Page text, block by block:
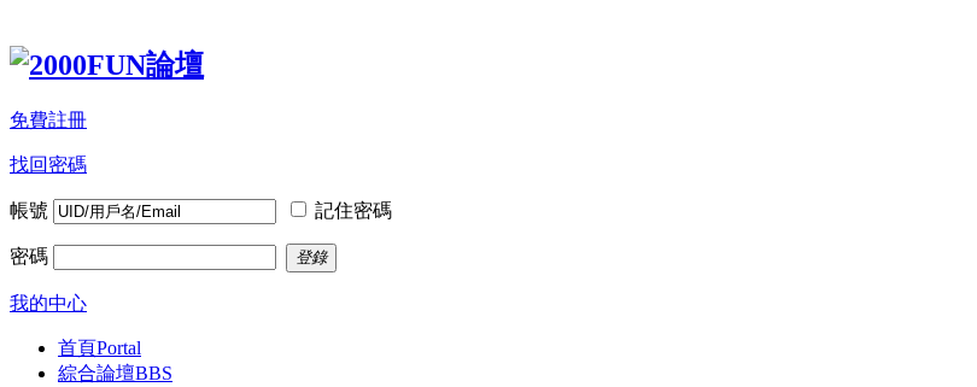
免費註冊
找回密碼
帳號 記住密碼
密碼 登錄
我的中心
首頁Portal
綜合論壇BBS